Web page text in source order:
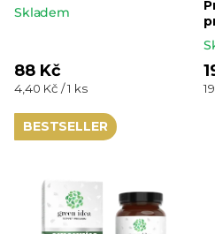
Průměrné
produktu
je
z 5
Skladem
88 Kč
Měrná
4,40 Kč / 1 ks
BESTSELLER